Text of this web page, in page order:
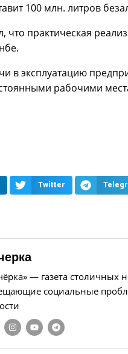
100 млн. литров
что практическая
в эксплуатацию
рабочими
Twitter
— газета столичных
социальные